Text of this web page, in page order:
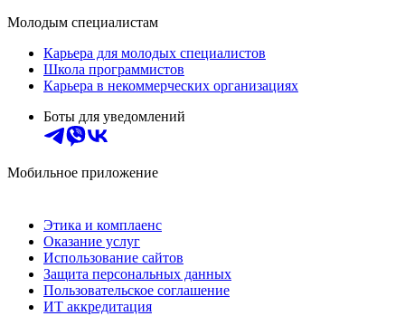
Молодым специалистам
Карьера для молодых специалистов
Школа программистов
Карьера в некоммерческих организациях
Боты для уведомлений
Мобильное приложение
Этика и комплаенс
Оказание услуг
Использование сайтов
Защита персональных данных
Пользовательское соглашение
ИТ аккредитация